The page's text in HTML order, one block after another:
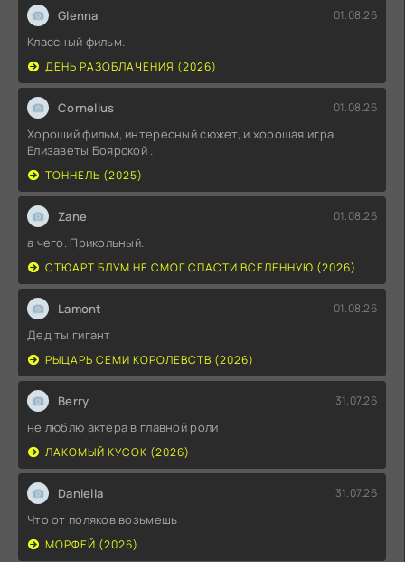
Glenna 01.08.26
Классный фильм.
ДЕНЬ РАЗОБЛАЧЕНИЯ (2026)
Cornelius 01.08.26
Хороший фильм, интересный сюжет, и хорошая игра
Елизаветы Боярской .
ТОННЕЛЬ (2025)
Zane 01.08.26
а чего. Прикольный.
СТЮАРТ БЛУМ НЕ СМОГ СПАСТИ ВСЕЛЕННУЮ (2026)
Lamont 01.08.26
Дед ты гигант
РЫЦАРЬ СЕМИ КОРОЛЕВСТВ (2026)
Berry 31.07.26
не люблю актера в главной роли
ЛАКОМЫЙ КУСОК (2026)
Daniella 31.07.26
Что от поляков возьмешь
МОРФЕЙ (2026)